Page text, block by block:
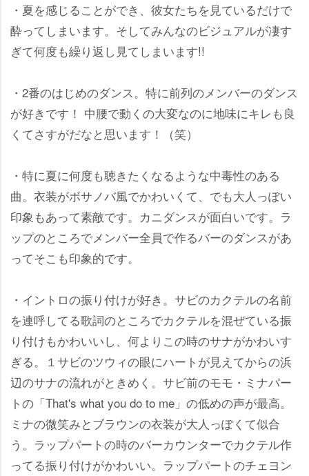
・夏を感じることができ、彼女たちを見ているだけで
酔ってしまいます。そしてみんなのビジュアルが凄す
ぎて何度も繰り返し見てしまいます!!
・2番のはじめのダンス。特に前列のメンバーのダンス
が好きです！ 中腰で動くの大変なのに地味にキレも良
くてさすがだなと思います！（笑）
・特に夏に何度も聴きたくなるような中毒性のある
曲。衣装がボサノバ風でかわいくて、でも大人っぽい
印象もあって素敵です。カニダンスが面白いです。ラ
ップのところでメンバー全員で作るバーのダンスがあ
ってそこも印象的です。
・イントロの振り付けが好き。サビのカクテルの名前
を連呼してる歌詞のところでカクテルを混ぜている振
り付けもかわいいし、何よりこの時のサナがかわいす
ぎる。１サビのツウィの眼にハートが見えてからの浜
辺のサナの流れがときめく。サビ前のモモ・ミナパー
トの「That's what you do to me」の低めの声が最高。
ミナの微笑みとブラウンの衣装が大人っぽくて似合
う。ラップパートの時のバーカウンターでカクテル作
ってる振り付けがかわいい。ラップパートのチェヨン